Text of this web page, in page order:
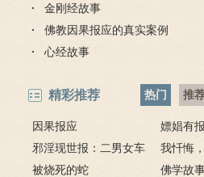
金刚经故事
佛教因果报应的真实案例
心经故事
精彩推荐 热门 推
因果报应
嫖娼有
嫖娼报应
邪淫现世报：二男女车
上纵欲酿车祸被烧死
我忏悔
－淫人妻
被烧死的蛇
佛学故